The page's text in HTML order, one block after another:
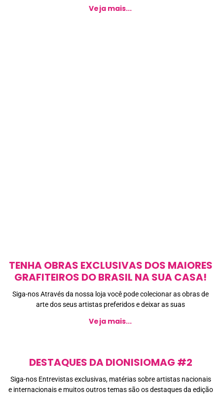
Veja mais...
TENHA OBRAS EXCLUSIVAS DOS MAIORES
GRAFITEIROS DO BRASIL NA SUA CASA!
Siga-nos Através da nossa loja você pode colecionar as obras de
arte dos seus artistas preferidos e deixar as suas
Veja mais...
DESTAQUES DA DIONISIOMAG #2
Siga-nos Entrevistas exclusivas, matérias sobre artistas nacionais
e internacionais e muitos outros temas são os destaques da edição